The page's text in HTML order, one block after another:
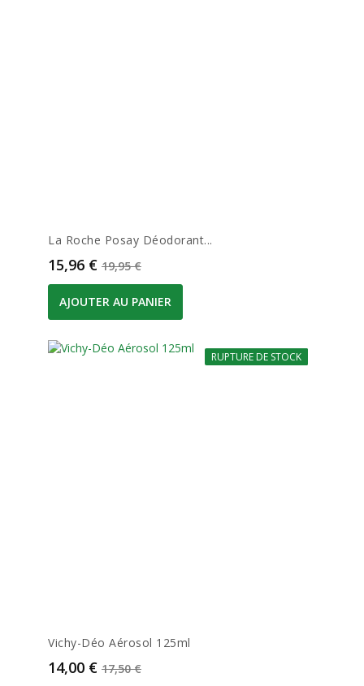
La Roche Posay Déodorant...
Prix
15,96 € Prix de base
19,95 €
AJOUTER AU PANIER
-20%
RUPTURE DE STOCK
Vichy-Déo Aérosol 125ml
Prix
14,00 € Prix de base
17,50 €